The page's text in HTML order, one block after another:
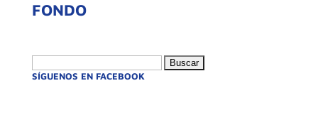
FONDO
SÍGUENOS EN FACEBOOK